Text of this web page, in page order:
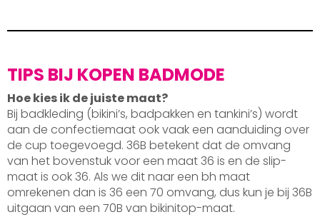
TIPS BIJ KOPEN BADMODE
Hoe kies ik de juiste maat?
Bij badkleding (bikini’s, badpakken en tankini’s) wordt
aan de confectiemaat ook vaak een aanduiding over
de cup toegevoegd. 36B betekent dat de omvang
van het bovenstuk voor een maat 36 is en de slip-
maat is ook 36. Als we dit naar een bh maat
omrekenen dan is 36 een 70 omvang, dus kun je bij 36B
uitgaan van een 70B van bikinitop-maat.